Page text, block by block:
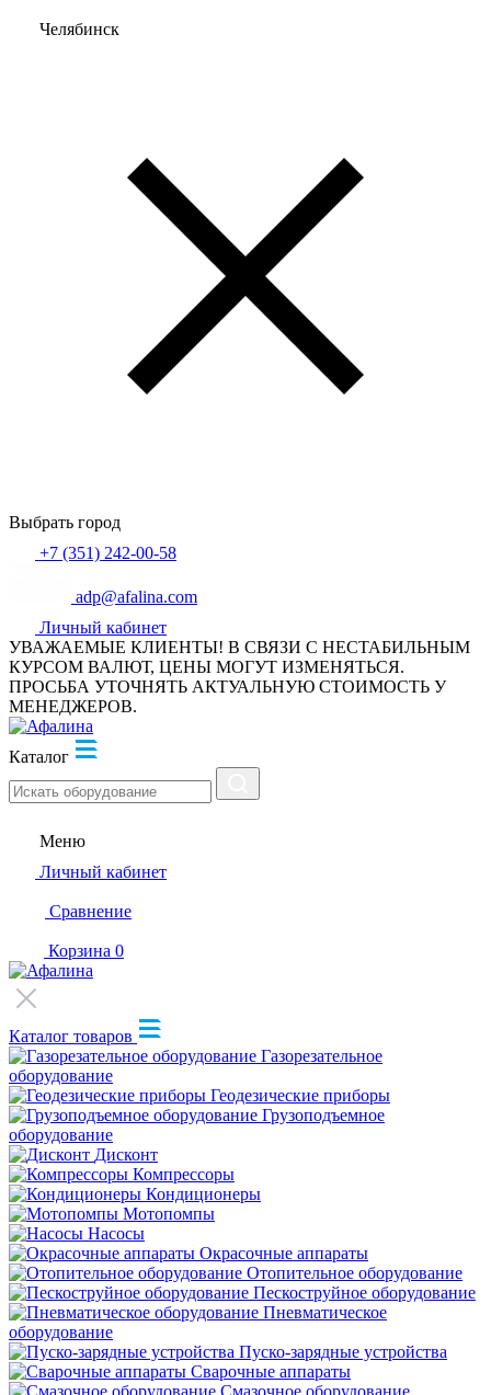
Челябинск
Выбрать город
+7 (351) 242-00-58
adp@afalina.com
Личный кабинет
УВАЖАЕМЫЕ КЛИЕНТЫ! В СВЯЗИ С НЕСТАБИЛЬНЫМ
КУРСОМ ВАЛЮТ, ЦЕНЫ МОГУТ ИЗМЕНЯТЬСЯ.
ПРОСЬБА УТОЧНЯТЬ АКТУАЛЬНУЮ СТОИМОСТЬ У
МЕНЕДЖЕРОВ.
Каталог
Меню
Личный кабинет
Сравнение
Корзина 0
Каталог товаров
Газорезательное
оборудование
Геодезические приборы
Грузоподъемное
оборудование
Дисконт
Компрессоры
Кондиционеры
Мотопомпы
Насосы
Окрасочные аппараты
Отопительное оборудование
Пескоструйное оборудование
Пневматическое
оборудование
Пуско-зарядные устройства
Сварочные аппараты
Смазочное оборудование